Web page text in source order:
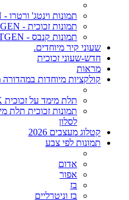
תמונות וינטג' ורטרו - NEXTGEN
תמונות זכוכית - NEXTGEN
תמונות קנבס - NEXTGEN
שעוני קיר מיוחדים.
חדש-שעוני זכוכית
מראות
קולקציות מיוחדות במהדורה
תלת מימד על זכוכית 4K
תמונות זכוכית תלת
לסלון
קטלוג מעצבים 2026
תמונות לפי צבע
אדום
אפור
בז
בז וניטרליים